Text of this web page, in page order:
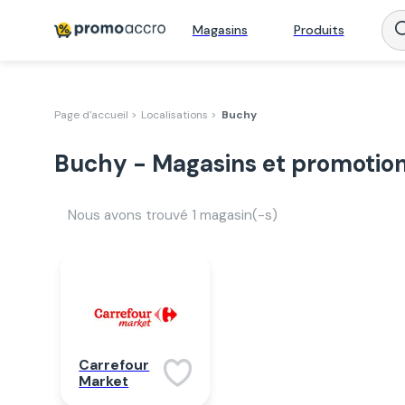
Magasins Produits
Page d'accueil > Localisations > Buchy
Buchy - Magasins et
Nous avons trouvé 1 magasin(-s)
Carrefour
Market